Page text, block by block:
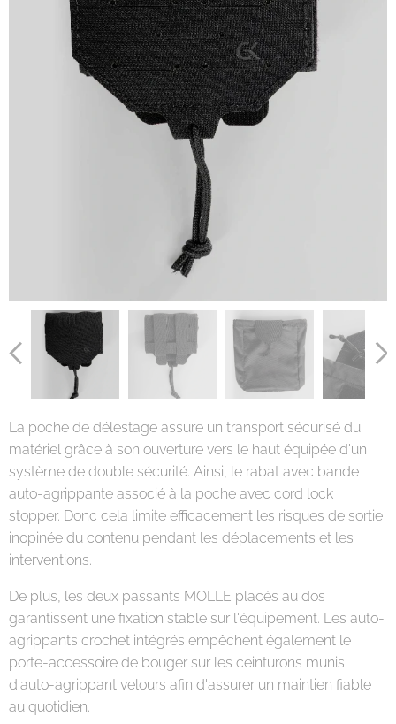
La poche de délestage assure un transport sécurisé du
matériel grâce à son ouverture vers le haut équipée d'un
système de double sécurité. Ainsi, le rabat avec bande
auto-agrippante associé à la poche avec cord lock
stopper. Donc cela limite efficacement les risques de sortie
inopinée du contenu pendant les déplacements et les
interventions.
De plus, les deux passants MOLLE placés au dos
garantissent une fixation stable sur l'équipement. Les auto-
agrippants crochet intégrés empêchent également le
porte-accessoire de bouger sur les ceinturons munis
d'auto-agrippant velours afin d'assurer un maintien fiable
au quotidien.